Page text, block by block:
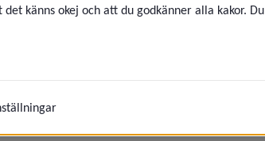
som arbetsgivare
och arbetsträning
känns okej och att du godkänner alla kakor. Du